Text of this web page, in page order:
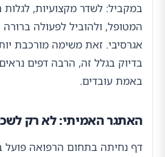
במקביל: לשדר מקצועיות, לגלות
המטופל, ולהוביל לפעולה
אגרסיבי. זאת משימה מורכבת
בדיוק בגלל זה, הרבה דפים
באמת עובדים.
האתגר האמיתי: לא רק
דף נחיתה בתחום הרפואה פועל